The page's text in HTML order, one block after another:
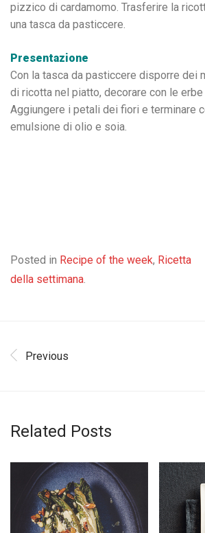
pizzico di cardamomo. Trasferire la
una tasca da pasticcere.
Presentazione
Con la tasca da pasticcere disporre dei
di ricotta nel piatto, decorare con le
Aggiungere i petali dei fiori e terminare
emulsione di olio e soia.
Posted in Recipe of the week, Ricetta
della settimana.
Previous
Related Posts